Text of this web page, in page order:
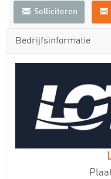
Solliciteren
Bedrijfsinformatie